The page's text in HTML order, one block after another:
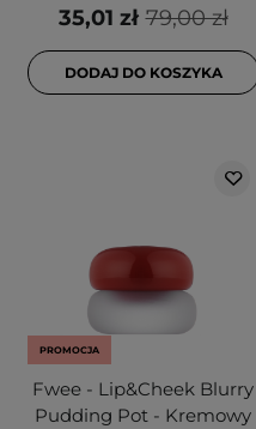
79,00 zł
35,01 zł
DODAJ DO KOSZYKA
PROMOCJA
Fwee - Lip&Cheek Blurry
Pudding Pot - Kremowy